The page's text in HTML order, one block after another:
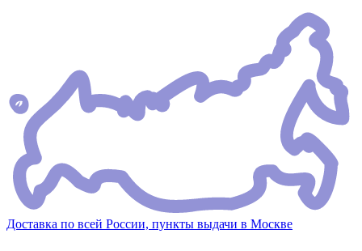
Доставка по всей России, пункты выдачи в Москве